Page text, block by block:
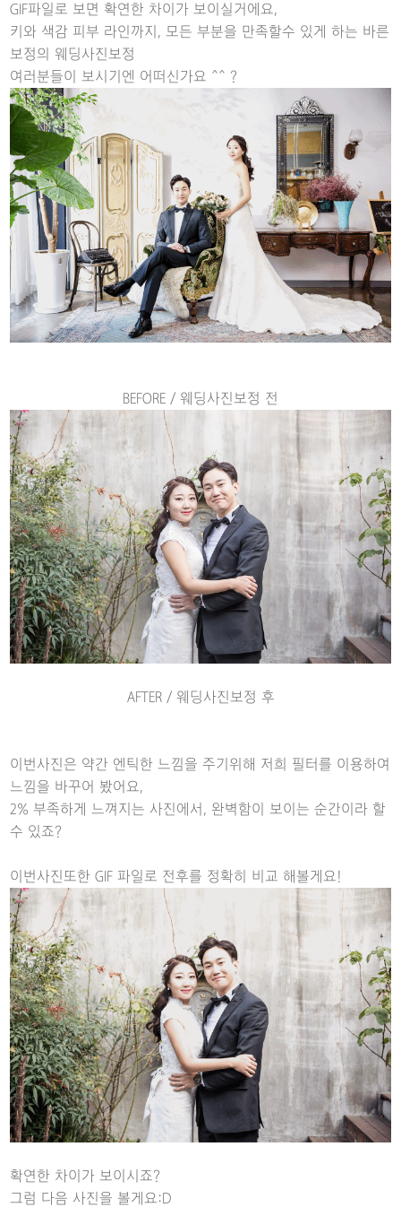
GIF파일로 보면 확연한 차이가 보이실거에요,
키와 색감 피부 라인까지, 모든 부분을 만족할수 있게 하는 바른
보정의 웨딩사진보정
여러분들이 보시기엔 어떠신가요 ^^ ?
BEFORE / 웨딩사진보정 전
AFTER / 웨딩사진보정 후
이번사진은 약간 엔틱한 느낌을 주기위해 저희 필터를 이용하여
느낌을 바꾸어 봤어요,
2% 부족하게 느껴지는 사진에서, 완벽함이 보이는 순간이라 할
수 있죠?
이번사진또한 GIF 파일로 전후를 정확히 비교 해볼게요!
확연한 차이가 보이시죠?
그럼 다음 사진을 볼게요:D